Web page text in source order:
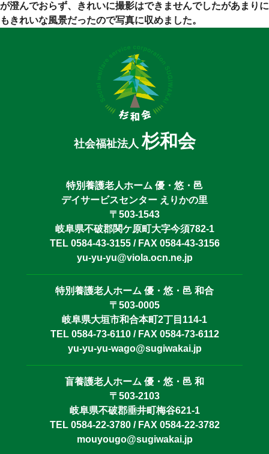
が澄んでおらず、きれいに撮影はできませんでしたがあまりに
もきれいな風景だったので写真に収めました。
社会福祉法人杉和会
特別養護老人ホーム 優・悠・邑
デイサービスセンター えりかの里
〒503-1543
岐阜県不破郡関ケ原町大字今須782-1
TEL 0584-43-3155 / FAX 0584-43-3156
yu-yu-yu@viola.ocn.ne.jp
特別養護老人ホーム 優・悠・邑 和合
〒503-0005
岐阜県大垣市和合本町2丁目114-1
TEL 0584-73-6110 / FAX 0584-73-6112
yu-yu-yu-wago@sugiwakai.jp
盲養護老人ホーム 優・悠・邑 和
〒503-2103
岐阜県不破郡垂井町梅谷621-1
TEL 0584-22-3780 / FAX 0584-22-3782
mouyougo@sugiwakai.jp